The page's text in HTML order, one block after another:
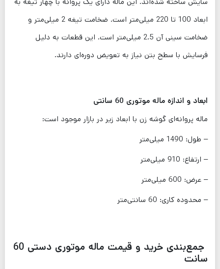
ابعاد 100 تا 220 میلی‌متر است. ضخامت تیغه 2 میلی‌متر و
ضخامت سینی آن 2.5 میلی‌متر است. این قطعات به دلیل
فرسایش با سطح بتن نیاز به تعویض دوره‌ای دارند.
ابعاد و اندازه ماله موتوری 60 سانتی
ماله پروانه‌ای گوشه زن با ابعاد زیر در بازار موجود است:
– طول: 1490 میلی‌متر
– ارتفاع: 910 میلی‌متر
– عرض: 600 میلی‌متر
– محدوده کاری: 60 سانتی‌متر
جمع‌بندی خرید و قیمت ماله موتوری دستی 60
سانت